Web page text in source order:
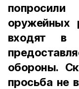
оружейных
входят в
обороны.
просьба не